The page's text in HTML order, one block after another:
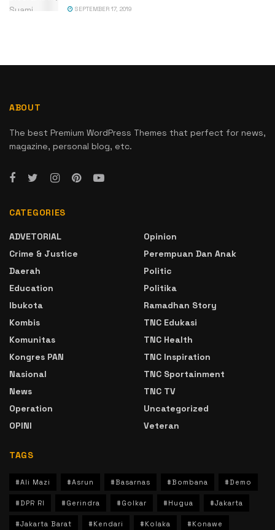
SEPTEMBER 17, 2019
ABOUT
The best Premium WordPress Themes that perfect for news,
magazine, personal blog, etc.
CATEGORIES
ADVETORIAL
Crime & Justice
Daerah
Education
Ibukota
Kombis
Komunitas
Kongres PAN
Nasional
News
Operation
OPINI
Opinion
Perempuan Dan Anak
Politic
Politika
Ramadhan Story
TNC Edukasi
TNC Health
TNC Inspiration
TNC Sportainment
TNC TV
Uncategorized
Veteran
TAGS
#Ali Mazi #Asrun #Basarnas #Bombana #Demo
#DPR RI #Gerindra #Golkar #Hugua #Jakarta
#Jakarta Barat #Kendari #Kolaka #Konawe